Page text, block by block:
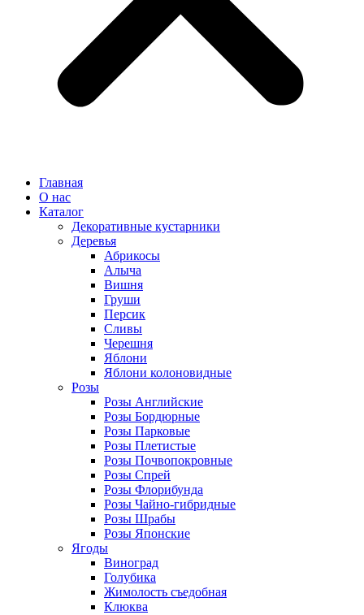
Главная
О нас
Каталог
Декоративные кустарники
Деревья
Абрикосы
Алыча
Вишня
Груши
Персик
Сливы
Черешня
Яблони
Яблони колоновидные
Розы
Розы Английские
Розы Бордюрные
Розы Парковые
Розы Плетистые
Розы Почвопокровные
Розы Спрей
Розы Флорибунда
Розы Чайно-гибридные
Розы Шрабы
Розы Японские
Ягоды
Виноград
Голубика
Жимолость съедобная
Клюква